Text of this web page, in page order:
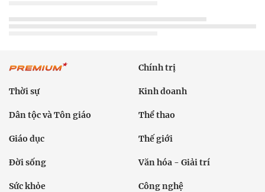
Chính trị
Thời sự Kinh doanh
Dân tộc và Tôn giáo Thể thao
Giáo dục Thế giới
Đời sống Văn hóa - Giải trí
Sức khỏe Công nghệ